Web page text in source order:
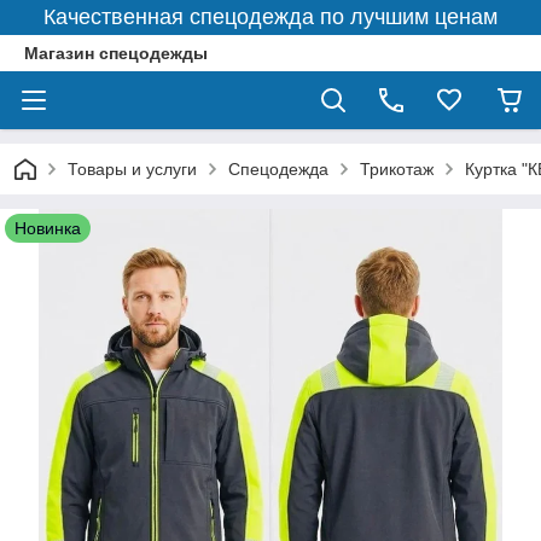
Качественная спецодежда по лучшим ценам
Магазин спецодежды
Товары и услуги Спецодежда Трикотаж Куртка
Новинка